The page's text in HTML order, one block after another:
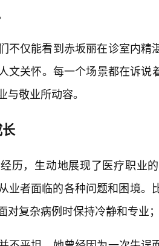
不仅能看到赤坂丽在诊室内精
文关怀。每一个场景都在诉说
敬业所动容。
历，生动地展现了医疗职业
业者面临的各种问题和困境。
对复杂病例时保持冷静和专业